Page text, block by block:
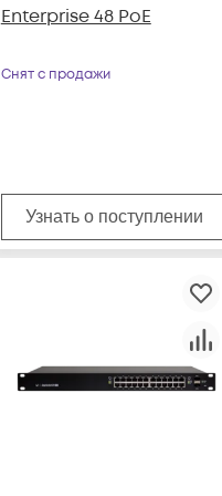
Enterprise 48 PoE
Снят с продажи
Узнать о поступлении